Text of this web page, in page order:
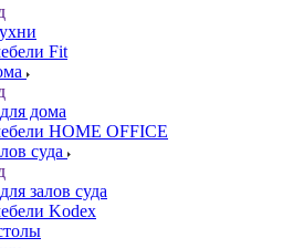
Fit
дома
HOME OFFICE
суда
залов суда
Kodex